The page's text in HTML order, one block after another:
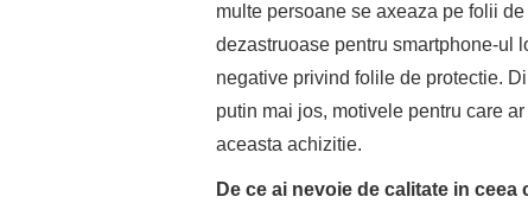
multe persoane se axeaza pe folii
dezastruoase pentru smartphone-ul
negative privind folile de protectie.
putin mai jos, motivele pentru care
aceasta achizitie.
De ce ai nevoie de calitate in ceea